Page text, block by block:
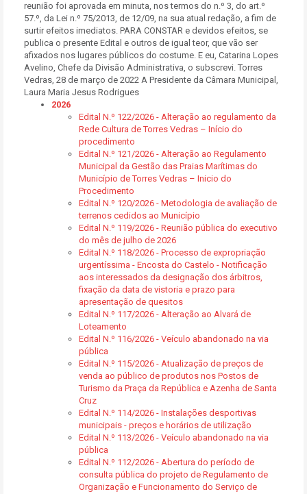
reunião foi aprovada em minuta, nos termos do n.º 3, do art.º
57.º, da Lei n.º 75/2013, de 12/09, na sua atual redação, a fim de
surtir efeitos imediatos. PARA CONSTAR e devidos efeitos, se
publica o presente Edital e outros de igual teor, que vão ser
afixados nos lugares públicos do costume. E eu, Catarina Lopes
Avelino, Chefe da Divisão Administrativa, o subscrevi. Torres
Vedras, 28 de março de 2022 A Presidente da Câmara Municipal,
Laura Maria Jesus Rodrigues
2026
Edital N.º 122/2026 - Alteração ao regulamento da
Rede Cultura de Torres Vedras – Início do
procedimento
Edital N.º 121/2026 - Alteração ao Regulamento
Municipal da Gestão das Praias Marítimas do
Município de Torres Vedras – Inicio do
Procedimento
Edital N.º 120/2026 - Metodologia de avaliação de
terrenos cedidos ao Município
Edital N.º 119/2026 - Reunião pública do executivo
do mês de julho de 2026
Edital N.º 118/2026 - Processo de expropriação
urgentíssima - Encosta do Castelo - Notificação
aos interessados da designação dos árbitros,
fixação da data de vistoria e prazo para
apresentação de quesitos
Edital N.º 117/2026 - Alteração ao Alvará de
Loteamento
Edital N.º 116/2026 - Veículo abandonado na via
pública
Edital N.º 115/2026 - Atualização de preços de
venda ao público de produtos nos Postos de
Turismo da Praça da República e Azenha de Santa
Cruz
Edital N.º 114/2026 - Instalações desportivas
municipais - preços e horários de utilização
Edital N.º 113/2026 - Veículo abandonado na via
pública
Edital N.º 112/2026 - Abertura do período de
consulta pública do projeto de Regulamento de
Organização e Funcionamento do Serviço de